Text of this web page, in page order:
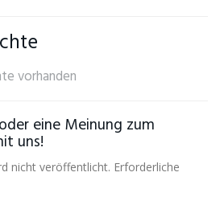
vorhanden
eine Meinung zum
uns!
nicht veröffentlicht. Erforderliche